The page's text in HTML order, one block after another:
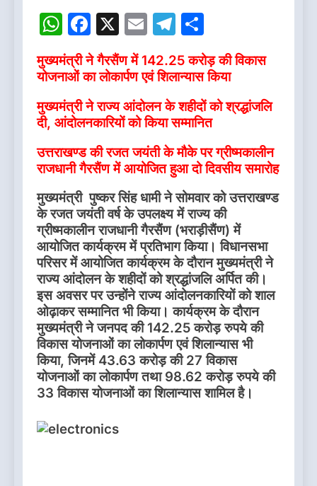
WhatsApp
Facebook
X EmailTelegram
मुख्यमंत्री ने गैरसैंण में 142.25 करोड़ की विकास
योजनाओं का लोकार्पण एवं शिलान्यास किया
मुख्यमंत्री ने राज्य आंदोलन के शहीदों को श्रद्धांजलि
दी, आंदोलनकारियों को किया सम्मानित
उत्तराखण्ड की रजत जयंती के मौके पर ग्रीष्मकालीन
राजधानी गैरसैंण में आयोजित हुआ दो दिवसीय समारोह
मुख्यमंत्री पुष्कर सिंह धामी ने सोमवार को उत्तराखण्ड
के रजत जयंती वर्ष के उपलक्ष्य में राज्य की
ग्रीष्मकालीन राजधानी गैरसैंण (भराड़ीसैंण) में
आयोजित कार्यक्रम में प्रतिभाग किया। विधानसभा
परिसर में आयोजित कार्यक्रम के दौरान मुख्यमंत्री ने
राज्य आंदोलन के शहीदों को श्रद्धांजलि अर्पित की।
इस अवसर पर उन्होंने राज्य आंदोलनकारियों को शाल
ओढ़ाकर सम्मानित भी किया। कार्यक्रम के दौरान
मुख्यमंत्री ने जनपद की 142.25 करोड़ रुपये की
विकास योजनाओं का लोकार्पण एवं शिलान्यास भी
किया, जिनमें 43.63 करोड़ की 27 विकास
योजनाओं का लोकार्पण तथा 98.62 करोड़ रुपये की
33 विकास योजनाओं का शिलान्यास शामिल है।